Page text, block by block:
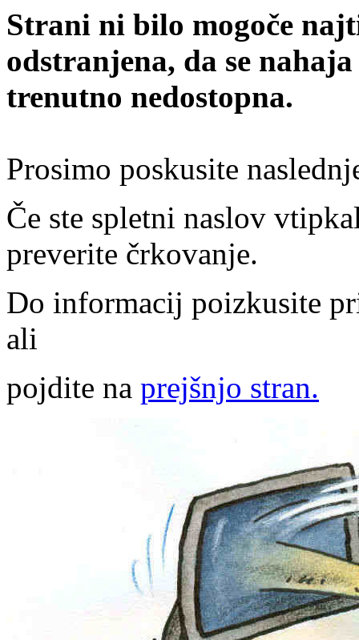
Strani ni bilo mogoče
odstranjena, da se
trenutno nedostopna.
Prosimo poskusite
Če ste spletni naslov
preverite črkovanje.
Do informacij poizkusite
ali
pojdite na prejšnjo stran.